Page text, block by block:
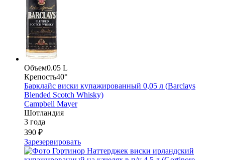
Объем0.05 L
Крепость40°
Барклайс виски купажированный 0,05 л (Barclays
Blended Scotch Whisky)
Campbell Mayer
Шотландия
3 года
390 ₽
Зарезервировать